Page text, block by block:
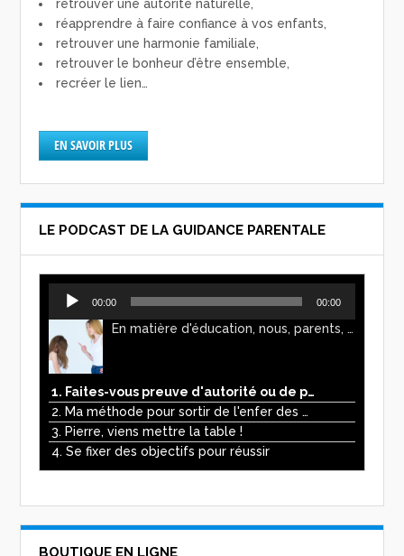
retrouver une autorité naturelle,
réapprendre à faire confiance à vos enfants,
retrouver une harmonie familiale,
retrouver le bonheur d’être ensemble,
recréer le lien…
EN SAVOIR PLUS
LE PODCAST DE LA GUIDANCE PARENTALE
Lecteur
audio
00:00 00:00
En matière d'éducation, nous, parents, avons l'impression de faire preuve d'autorité. Mais n'est-ce pas, parfois, plutôt un jeu de pouvoir ? Ce podcast vous permettra d'y voir plus clair !
1. Faites-vous preuve d'autorité ou de pouvoir avec vos enfants ?
2. Ma méthode pour sortir de l'enfer des écrans
3. Pierre, viens mettre la table !
4. Se fixer des objectifs pour réussir